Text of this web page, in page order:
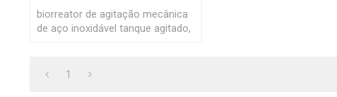
biorreator de agitação mecânica
de aço inoxidável tanque agitado,
1